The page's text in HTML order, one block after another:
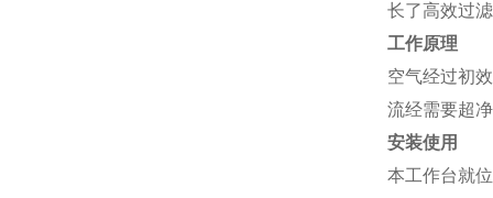
长了高效过
工作原理
空气经过初
流经需要超净
安装使用
本工作台就